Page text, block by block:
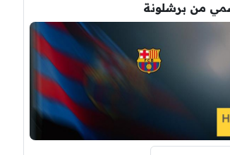
من برشلونة